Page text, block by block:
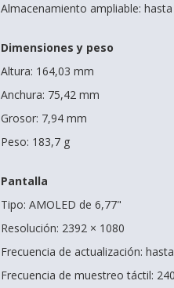
Almacenamiento ampliable:
Dimensiones y peso
Altura: 164,03 mm
Anchura: 75,42 mm
Grosor: 7,94 mm
Peso: 183,7 g
Pantalla
Tipo: AMOLED de 6,77"
Resolución: 2392 × 1080
Frecuencia de actualización:
Frecuencia de muestreo táctil: